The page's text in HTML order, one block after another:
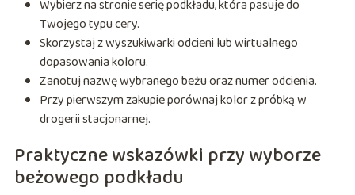
Wybierz na stronie serię podkładu, która pasuje do
Twojego typu cery.
Skorzystaj z wyszukiwarki odcieni lub wirtualnego
dopasowania koloru.
Zanotuj nazwę wybranego beżu oraz numer odcienia.
Przy pierwszym zakupie porównaj kolor z próbką w
drogerii stacjonarnej.
Praktyczne wskazówki przy wyborze
beżowego podkładu